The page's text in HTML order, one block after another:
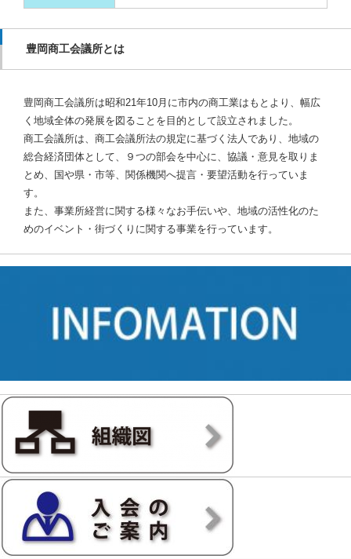
豊岡商工会議所とは
豊岡商工会議所は昭和21年10月に市内の商工業はもとより、幅広
く地域全体の発展を図ることを目的として設立されました。
商工会議所は、商工会議所法の規定に基づく法人であり、地域の
総合経済団体として、９つの部会を中心に、協議・意見を取りま
とめ、国や県・市等、関係機関へ提言・要望活動を行っていま
す。
また、事業所経営に関する様々なお手伝いや、地域の活性化のた
めのイベント・街づくりに関する事業を行っています。